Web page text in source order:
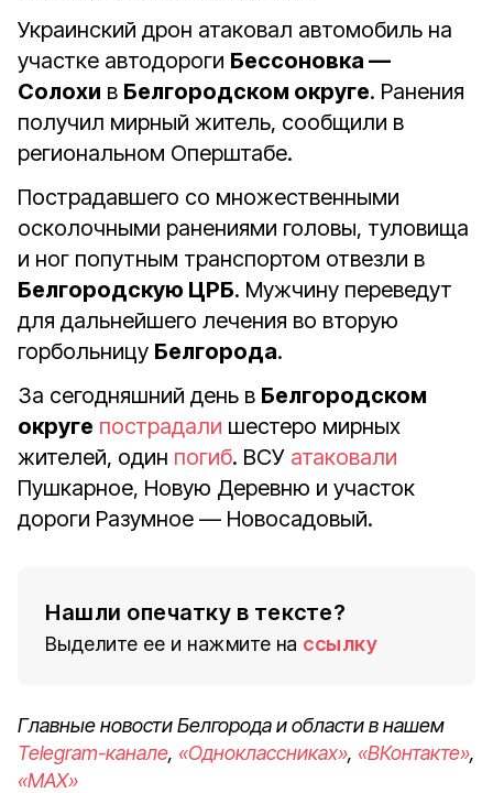
Украинский дрон атаковал автомобиль на
участке автодороги Бессоновка —
Солохи в Белгородском округе. Ранения
получил мирный житель, сообщили в
региональном Оперштабе.
Пострадавшего со множественными
осколочными ранениями головы, туловища
и ног попутным транспортом отвезли в
Белгородскую ЦРБ. Мужчину переведут
для дальнейшего лечения во вторую
горбольницу Белгорода.
За сегодняшний день в Белгородском
округе пострадали шестеро мирных
жителей, один погиб. ВСУ атаковали
Пушкарное, Новую Деревню и участок
дороги Разумное — Новосадовый.
Нашли опечатку в тексте?
Выделите ее и нажмите на ссылку
Главные новости Белгорода и области в нашем
Telegram-канале, «Одноклассниках», «ВКонтакте»,
«MAX»